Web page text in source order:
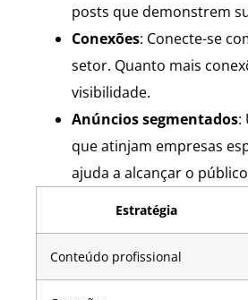
posts que demonstrem
Conexões: Conecte-se
setor. Quanto mais
visibilidade.
Anúncios segmentados:
que atinjam empresas
ajuda a alcançar o
Estratégia
Conteúdo profissional